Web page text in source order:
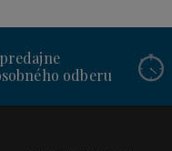
odberu